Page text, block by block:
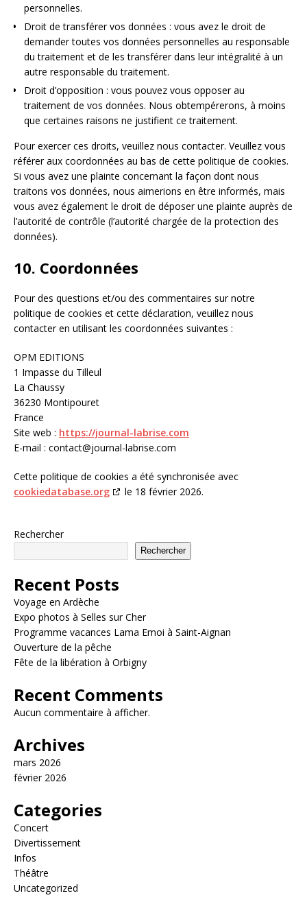
personnelles.
Droit de transférer vos données : vous avez le droit de
demander toutes vos données personnelles au responsable
du traitement et de les transférer dans leur intégralité à un
autre responsable du traitement.
Droit d’opposition : vous pouvez vous opposer au
traitement de vos données. Nous obtempérerons, à moins
que certaines raisons ne justifient ce traitement.
Pour exercer ces droits, veuillez nous contacter. Veuillez vous
référer aux coordonnées au bas de cette politique de cookies.
Si vous avez une plainte concernant la façon dont nous
traitons vos données, nous aimerions en être informés, mais
vous avez également le droit de déposer une plainte auprès de
l’autorité de contrôle (l’autorité chargée de la protection des
données).
10. Coordonnées
Pour des questions et/ou des commentaires sur notre
politique de cookies et cette déclaration, veuillez nous
contacter en utilisant les coordonnées suivantes :
OPM EDITIONS
1 Impasse du Tilleul
La Chaussy
36230 Montipouret
France
Site web : https://journal-labrise.com
E-mail : contact@journal-labrise.com
Cette politique de cookies a été synchronisée avec
cookiedatabase.org
le 18 février 2026.
Rechercher
Rechercher
Recent Posts
Voyage en Ardèche
Expo photos à Selles sur Cher
Programme vacances Lama Emoi à Saint-Aignan
Ouverture de la pêche
Fête de la libération à Orbigny
Recent Comments
Aucun commentaire à afficher.
Archives
mars 2026
février 2026
Categories
Concert
Divertissement
Infos
Théâtre
Uncategorized